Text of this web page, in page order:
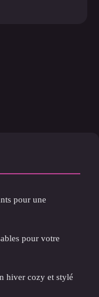
pour une
pour votre
hiver cozy et stylé